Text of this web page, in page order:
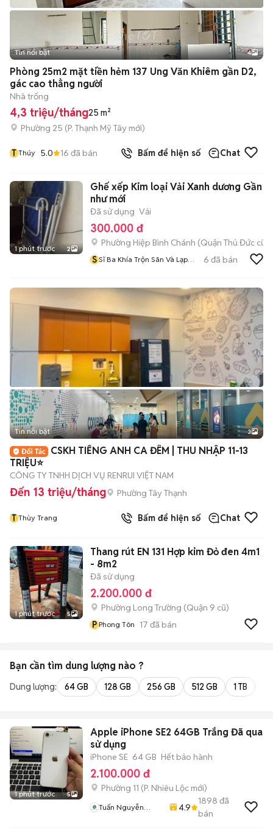
Tin nổi bật 4
Phòng 25m2 mặt tiền hẻm 137 Ung Văn Khiêm gần D2,
gác cao thẳng người
Nhà trống
4,3 triệu/tháng25 m²
Phường 25 (P. Thạnh Mỹ Tây mới)
T Thúy 5.0 16 đã bán Bấm để hiện số Chat
1 phút trước 2
Ghế xếp Kim loại Vải Xanh dương Gần
như mới
Đã sử dụng Vải
300.000 đ
Phường Hiệp Bình Chánh (Quận Thủ Đức cũ)
S Sĩ Ba Khía Trộn Sãn Và Lạp
6 đã bán
Tin nổi bật 3
CSKH TIẾNG ANH CA ĐÊM | THU NHẬP 11-13
TRIỆU⭐
CÔNG TY TNHH DỊCH VỤ RENRUI VIỆT NAM
Đến 13 triệu/tháng Phường Tây Thạnh
T Thùy Trang Bấm để hiện số Chat
1 phút trước 5
Thang rút EN 131 Hợp kim Đỏ đen 4m1
- 8m2
Đã sử dụng
2.200.000 đ
Phường Long Trường (Quận 9 cũ)
P Phong Tôn 17 đã bán
Bạn cần tìm dung lượng nào ?
Dung lượng: 64 GB 128 GB 256 GB 512 GB 1 TB
1 phút trước 5
Apple iPhone SE2 64GB Trắng Đã qua
sử dụng
iPhone SE 64 GB Hết bảo hành
2.100.000 đ
Phường 11 (P. Nhiêu Lộc mới)
Tuấn Nguyễn
4.9
1898 đã
bán